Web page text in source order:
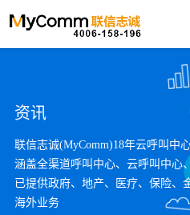
资讯
联信志诚(MyComm)18年云呼叫中
涵盖全渠道呼叫中心、云呼叫中心
已提供政府、地产、医疗、保险、
海外业务